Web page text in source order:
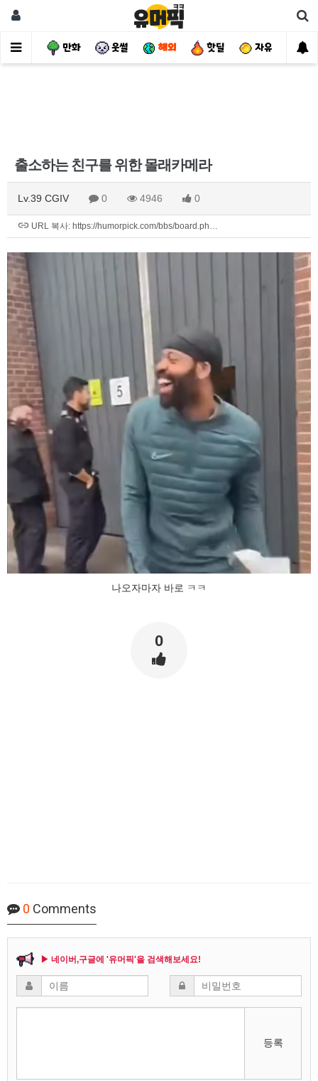
사건 만화 웃썰 해외 핫딜 자유
출소하는 친구를 위한 몰래카메라
Lv.39 CGIV 0 4946 0
URL 복사: https://humorpick.com/bbs/board.ph…
나오자마자 바로 ㅋㅋ
0
0 Comments
▶ 네이버,구글에 '유머픽'을 검색해보세요!
등록